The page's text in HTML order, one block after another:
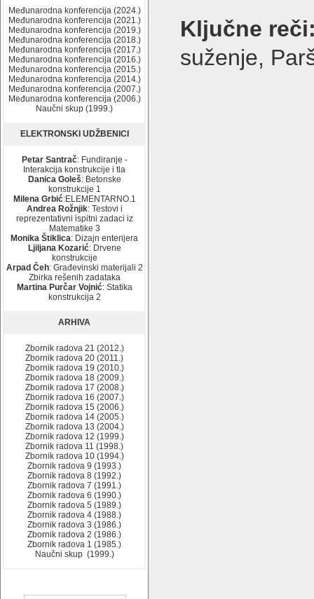
Međunarodna konferencija (2024.)
Međunarodna konferencija (2021.)
Međunarodna konferencija (2019.)
Međunarodna konferencija (2018.)
Međunarodna konferencija (2017.)
Međunarodna konferencija (2016.)
Međunarodna konferencija (2015.)
Međunarodna konferencija (2014.)
Međunarodna konferencija (2007.)
Međunarodna konferencija (2006.)
Naučni skup (1999.)
ELEKTRONSKI UDŽBENICI
Petar Santrač: Fundiranje -
Interakcija konstrukcije i tla
Danica Goleš: Betonske
konstrukcije 1
Milena Grbić:ELEMENTARNO.1
Andrea Rožnjik: Testovi i
reprezentativni ispitni zadaci iz
Matematike 3
Monika Štiklica: Dizajn enterijera
Ljiljana Kozarić: Drvene
konstrukcije
Arpad Čeh: Građevinski materijali 2
Zbirka rešenih zadataka
Martina Purčar Vojnić: Statika
konstrukcija 2
ARHIVA
Zbornik radova 21 (2012.)
Zbornik radova 20 (2011.)
Zbornik radova 19 (2010.)
Zbornik radova 18 (2009.)
Zbornik radova 17 (2008.)
Zbornik radova 16 (2007.)
Zbornik radova 15 (2006.)
Zbornik radova 14 (2005.)
Zbornik radova 13 (2004.)
Zbornik radova 12 (1999.)
Zbornik radova 11 (1998.)
Zbornik radova 10 (1994.)
Zbornik radova 9 (1993.)
Zbornik radova 8 (1992.)
Zbornik radova 7 (1991.)
Zbornik radova 6 (1990.)
Zbornik radova 5 (1989.)
Zbornik radova 4 (1988.)
Zbornik radova 3 (1986.)
Zbornik radova 2 (1986.)
Zbornik radova 1 (1985.)
Naučni skup (1999.)
Ključne
suženje,